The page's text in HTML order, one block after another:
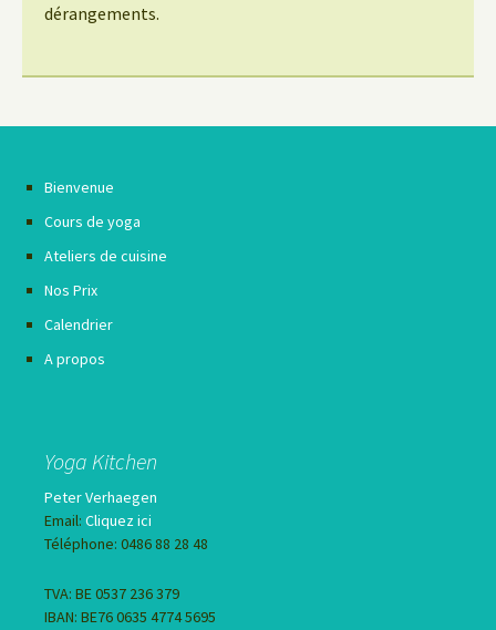
dérangements.
Bienvenue
Cours de yoga
Ateliers de cuisine
Nos Prix
Calendrier
A propos
Yoga Kitchen
Peter Verhaegen
Email: Cliquez ici
Téléphone: 0486 88 28 48
TVA: BE 0537 236 379
IBAN: BE76 0635 4774 5695